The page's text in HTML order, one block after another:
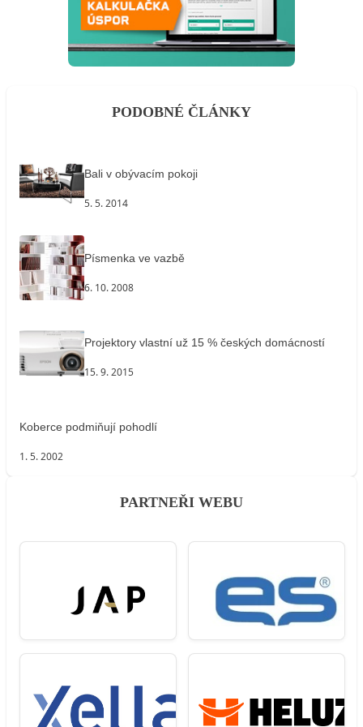
PODOBNÉ ČLÁNKY
Bali v obývacím pokoji
5. 5. 2014
Písmenka ve vazbě
6. 10. 2008
Projektory vlastní už 15 % českých domácností
15. 9. 2015
Koberce podmiňují pohodlí
1. 5. 2002
PARTNEŘI WEBU